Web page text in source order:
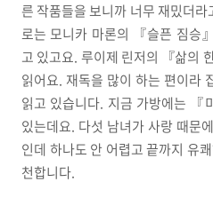
른 작품들을 보니까 너무 재밌더
로는 모니카 마론의 『슬픈 짐승
고 있고요. 루이제 린저의 『삶의
읽어요. 재독을 많이 하는 편이라
읽고 있습니다. 지금 가방에는 『
있는데요. 다섯 남녀가 사랑 때문
인데 하나도 안 어렵고 끝까지 유
천합니다.